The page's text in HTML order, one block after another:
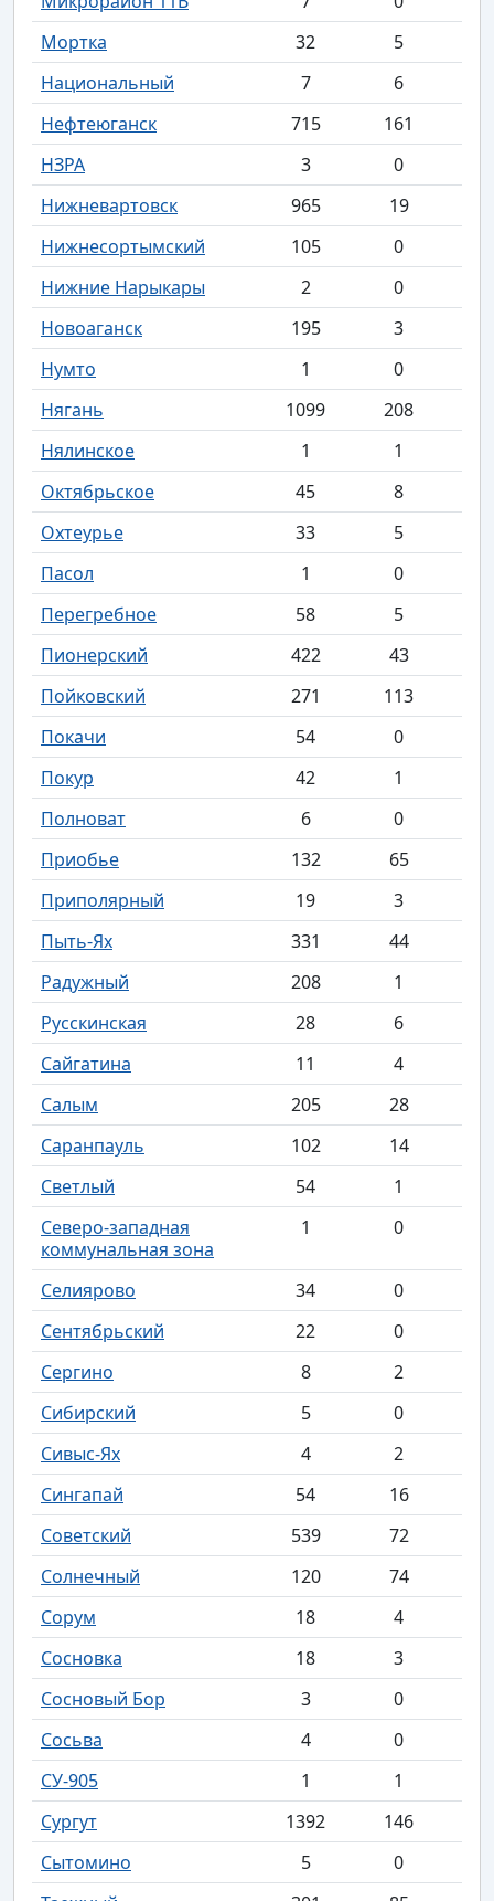
Мортка
32
5
Национальный
7
6
Нефтеюганск
715
161
НЗРА
3
0
Нижневартовск
965
19
Нижнесортымский
105
0
Нижние Нарыкары
2
0
Новоаганск
195
3
Нумто
1
0
Нягань
1099
208
Нялинское
1
1
Октябрьское
45
8
Охтеурье
33
5
Пасол
1
0
Перегребное
58
5
Пионерский
422
43
Пойковский
271
113
Покачи
54
0
Покур
42
1
Полноват
6
0
Приобье
132
65
Приполярный
19
3
Пыть-Ях
331
44
Радужный
208
1
Русскинская
28
6
Сайгатина
11
4
Салым
205
28
Саранпауль
102
14
Светлый
54
1
Северо-западная
коммунальная зона
1 0
Селиярово 34
0
Сентябрьский
22
0
Сергино
8
2
Сибирский
5
0
Сивыс-Ях
4
2
Сингапай
54
16
Советский
539
72
Солнечный
120
74
Сорум
18
4
Сосновка
18
3
Сосновый Бор
3
0
Сосьва
4
0
СУ-905
1
1
Сургут
1392
146
Сытомино
5
0